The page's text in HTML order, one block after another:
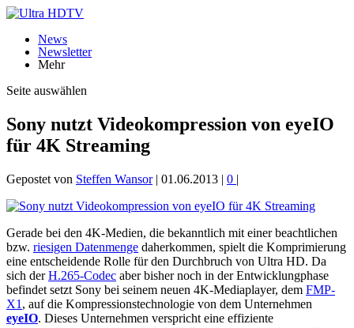
News
Newsletter
Mehr
Seite auswählen
Sony nutzt Videokompression von eyeIO
für 4K Streaming
Gepostet von Steffen Wansor| 01.06.2013 | 0 |
Gerade bei den 4K-Medien, die bekanntlich mit einer beachtlichen
bzw. riesigen Datenmenge daherkommen, spielt die Komprimierung
eine entscheidende Rolle für den Durchbruch von Ultra HD. Da
sich derH.265-Codec aber bisher noch in der Entwicklungphase
befindet setzt Sony bei seinem neuen 4K-Mediaplayer, dem FMP-
X1 , auf die Kompressionstechnologie von dem Unternehmen
eyeIO. Dieses Unternehmen verspricht eine effiziente